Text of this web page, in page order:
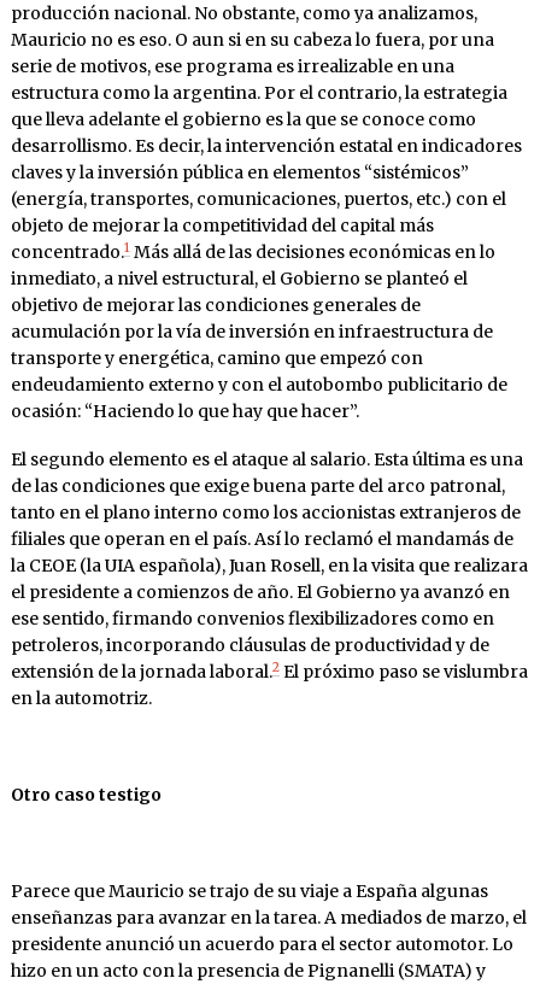
producción nacional. No obstante, como ya analizamos,
Mauricio no es eso. O aun si en su cabeza lo fuera, por una
serie de motivos, ese programa es irrealizable en una
estructura como la argentina. Por el contrario, la estrategia
que lleva adelante el gobierno es la que se conoce como
desarrollismo. Es decir, la intervención estatal en indicadores
claves y la inversión pública en elementos “sistémicos”
(energía, transportes, comunicaciones, puertos, etc.) con el
objeto de mejorar la competitividad del capital más
concentrado.1Más allá de las decisiones económicas en lo
inmediato, a nivel estructural, el Gobierno se planteó el
objetivo de mejorar las condiciones generales de
acumulación por la vía de inversión en infraestructura de
transporte y energética, camino que empezó con
endeudamiento externo y con el autobombo publicitario de
ocasión: “Haciendo lo que hay que hacer”.
El segundo elemento es el ataque al salario. Esta última es una
de las condiciones que exige buena parte del arco patronal,
tanto en el plano interno como los accionistas extranjeros de
filiales que operan en el país. Así lo reclamó el mandamás de
la CEOE (la UIA española), Juan Rosell, en la visita que realizara
el presidente a comienzos de año. El Gobierno ya avanzó en
ese sentido, firmando convenios flexibilizadores como en
petroleros, incorporando cláusulas de productividad y de
extensión de la jornada laboral.2El próximo paso se vislumbra
en la automotriz.
Otro caso testigo
Parece que Mauricio se trajo de su viaje a España algunas
enseñanzas para avanzar en la tarea. A mediados de marzo, el
presidente anunció un acuerdo para el sector automotor. Lo
hizo en un acto con la presencia de Pignanelli (SMATA) y